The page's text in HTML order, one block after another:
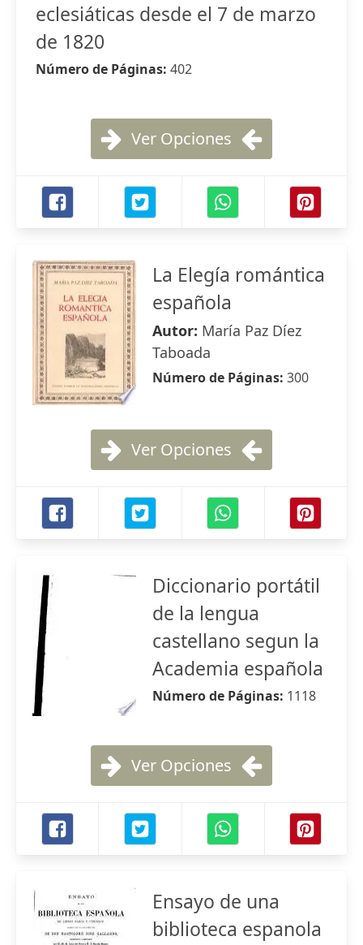
eclesiáticas desde el 7 de marzo
de 1820
Número de Páginas: 402
Ver Opciones
La Elegía romántica
española
Autor: María Paz Díez
Taboada
Número de Páginas: 300
Ver Opciones
Diccionario portátil
de la lengua
castellano segun la
Academia española
Número de Páginas: 1118
Ver Opciones
Ensayo de una
biblioteca espanola